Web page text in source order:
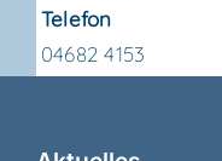
Telefon
04682 4153